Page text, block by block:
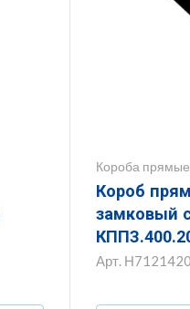
Короба
Короб
замковый
Арт.